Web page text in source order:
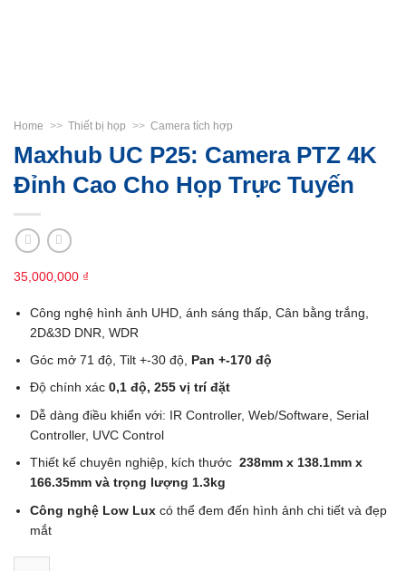
Home >> Thiết bị họp >> Camera tích hợp
Maxhub UC P25: Camera PTZ 4K
Đỉnh Cao Cho Họp Trực Tuyến
35,000,000 ₫
Công nghệ hình ảnh UHD, ánh sáng thấp, Cân bằng trắng,
2D&3D DNR, WDR
Góc mở 71 độ, Tilt +-30 độ, Pan +-170 độ
Độ chính xác0,1 độ, 255 vị trí đặt
Dễ dàng điều khiển với: IR Controller, Web/Software, Serial
Controller, UVC Control
Thiết kế chuyên nghiệp, kích thước238mm x 138.1mm x
166.35mm và trọng lượng 1.3kg
Công nghệ Low Lux có thể đem đến hình ảnh chi tiết và đẹp
mắt